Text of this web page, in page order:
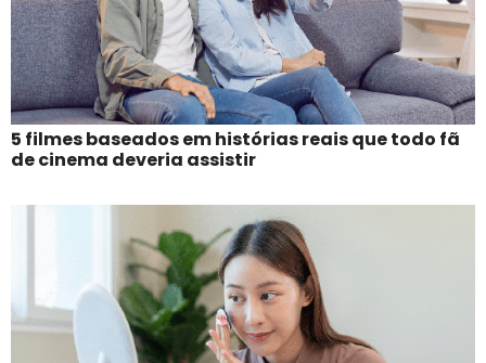
5 filmes baseados em histórias reais que todo fã
de cinema deveria assistir